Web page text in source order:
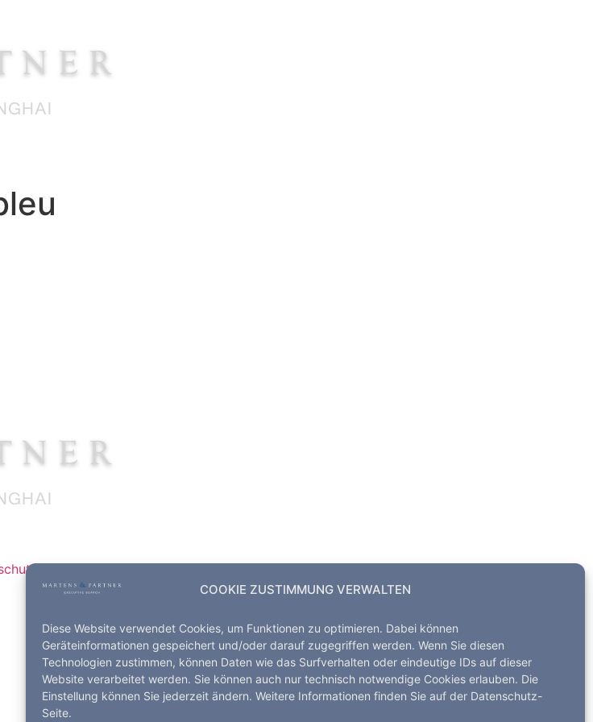
COOKIE ZUSTIMMUNG VERWALTEN
Diese Website verwendet Cookies, um Funktionen zu optimieren. Dabei können
Geräteinformationen gespeichert und/oder darauf zugegriffen werden. Wenn Sie diesen
Technologien zustimmen, können Daten wie das Surfverhalten oder eindeutige IDs auf dieser
Website verarbeitet werden. Sie können auch nur technisch notwendige Cookies erlauben. Die
Einstellung können Sie jederzeit ändern. Weitere Informationen finden Sie auf der Datenschutz-
Seite.